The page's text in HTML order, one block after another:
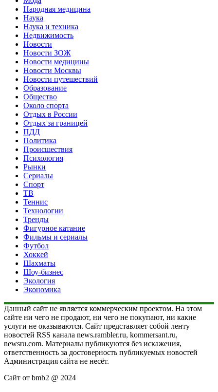
Народная медицина
Наука
Наука и техника
Недвижимость
Новости
Новости ЗОЖ
Новости медицины
Новости Москвы
Новости путешествий
Образование
Общество
Около спорта
Отдых в России
Отдых за границей
ПДД
Политика
Происшествия
Психология
Рынки
Сериалы
Спорт
ТВ
Теннис
Технологии
Тренды
Фигурное катание
Фильмы и сериалы
Футбол
Хоккей
Шахматы
Шоу-бизнес
Экология
Экономика
Данный сайт не является коммерческим проектом. На этом
сайте ни чего не продают, ни чего не покупают, ни какие
услуги не оказываются. Сайт представляет собой ленту
новостей RSS канала news.rambler.ru, kommersant.ru,
newsru.com. Материалы публикуются без искажения,
ответственность за достоверность публикуемых новостей
Администрация сайта не несёт.
Сайт от bmb2 @ 2024